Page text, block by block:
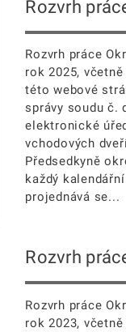
Rozvrh
Rozvrh práce
rok 2025,
této webové
správy soudu č.
elektronické
vchodových
Předsedkyně
každý
projednává se...
Rozvrh
Rozvrh práce
rok 2023,